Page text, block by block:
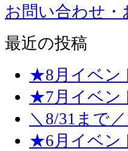
お問い合わせ
最近の投稿
★8月イベン
★7月イベン
＼8/31まで
★6月イベン